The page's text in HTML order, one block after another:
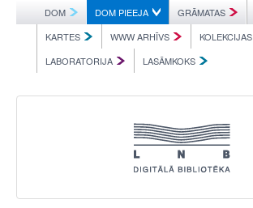
DOM DOM PIEEJA GRĀMATAS
KARTES
WWW ARHĪVS
KOLEKCIJAS
LABORATORIJA
LASĀMKOKS